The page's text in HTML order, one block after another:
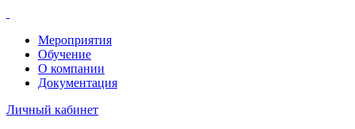
Мероприятия
Обучение
О компании
Документация
Личный кабинет